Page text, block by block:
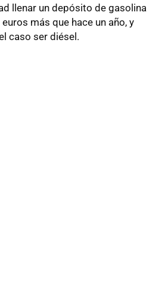
llenar un depósito de gasolina
más que hace un año, y
caso ser diésel.